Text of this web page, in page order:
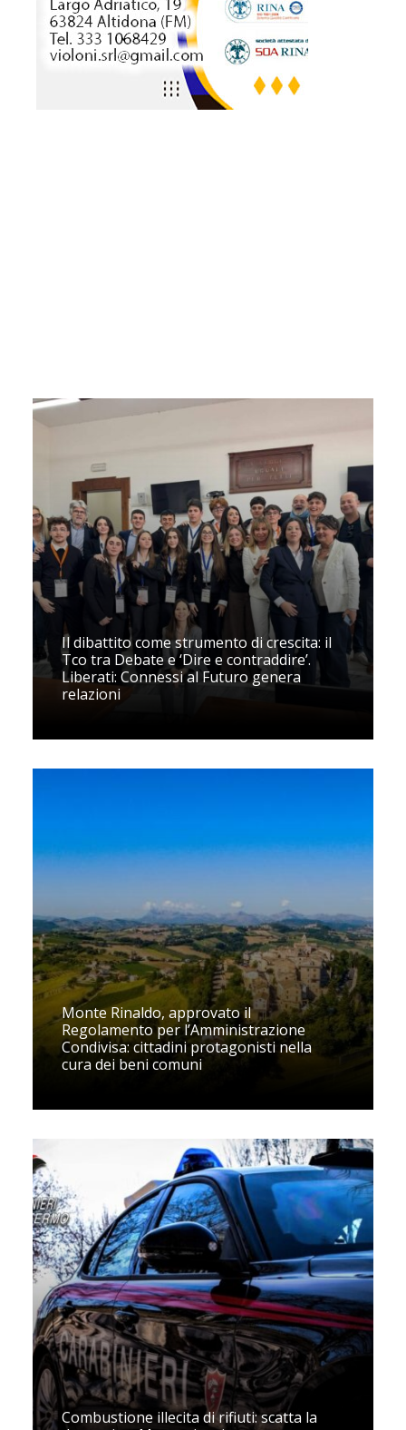
Il dibattito come strumento di crescita: il
Tco tra Debate e ‘Dire e contraddire’.
Liberati: Connessi al Futuro genera
relazioni
Monte Rinaldo, approvato il
Regolamento per l’Amministrazione
Condivisa: cittadini protagonisti nella
cura dei beni comuni
Combustione illecita di rifiuti: scatta la